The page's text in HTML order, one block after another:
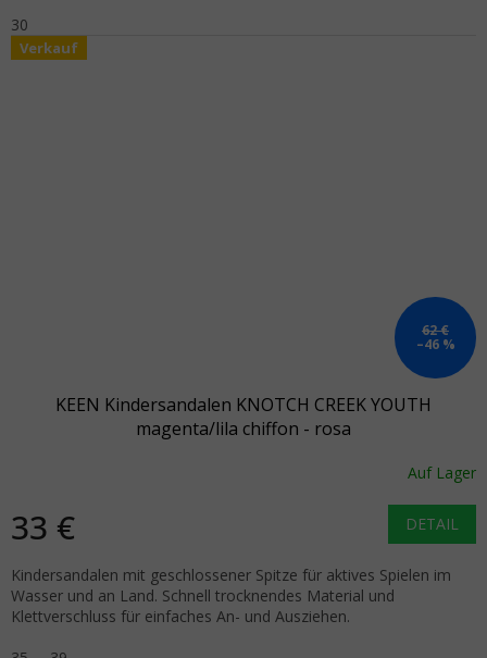
30
Verkauf
62 €
–46 %
KEEN Kindersandalen KNOTCH CREEK YOUTH
magenta/lila chiffon - rosa
Auf Lager
33 € DETAIL
Kindersandalen mit geschlossener Spitze für aktives Spielen im
Wasser und an Land. Schnell trocknendes Material und
Klettverschluss für einfaches An- und Ausziehen.